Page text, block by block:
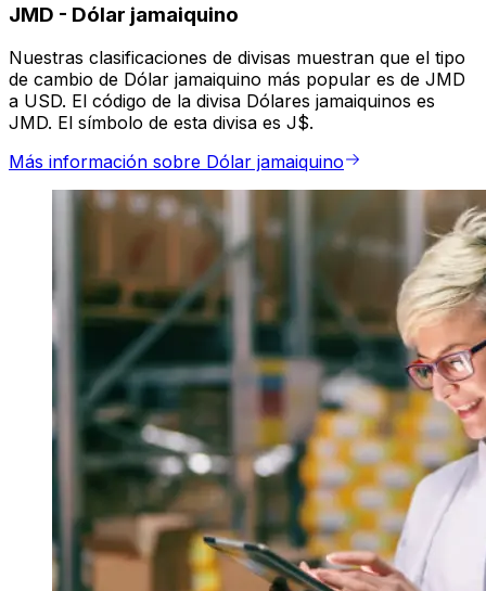
JMD - Dólar jamaiquino
Nuestras clasificaciones de divisas muestran que el tipo
de cambio de Dólar jamaiquino más popular es de JMD
a USD. El código de la divisa Dólares jamaiquinos es
JMD. El símbolo de esta divisa es J$.
Más información sobre Dólar jamaiquino